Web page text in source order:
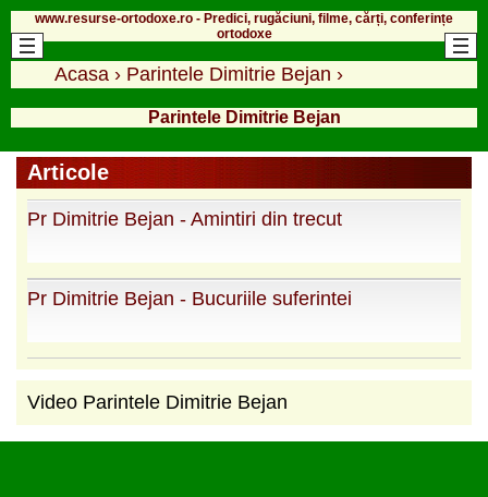
www.resurse-ortodoxe.ro - Predici, rugăciuni, filme, cărți, conferințe
ortodoxe
Acasa › Parintele Dimitrie Bejan ›
Parintele Dimitrie Bejan
Articole
Pr Dimitrie Bejan - Amintiri din trecut
Pr Dimitrie Bejan - Bucuriile suferintei
Video Parintele Dimitrie Bejan